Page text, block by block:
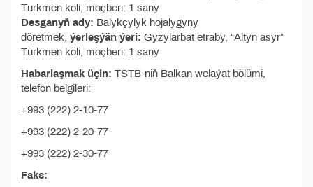
Türkmen köli, möçberi: 1 sany
Desganyň ady: Balykçylyk hojalygyny
döretmek, ýerleşýän ýeri: Gyzylarbat etraby, “Altyn asyr”
Türkmen köli, möçberi: 1 sany
Habarlaşmak üçin: TSTB-niň Balkan welaýat bölümi,
telefon belgileri:
+993 (222) 2-10-77
+993 (222) 2-20-77
+993 (222) 2-30-77
Faks: